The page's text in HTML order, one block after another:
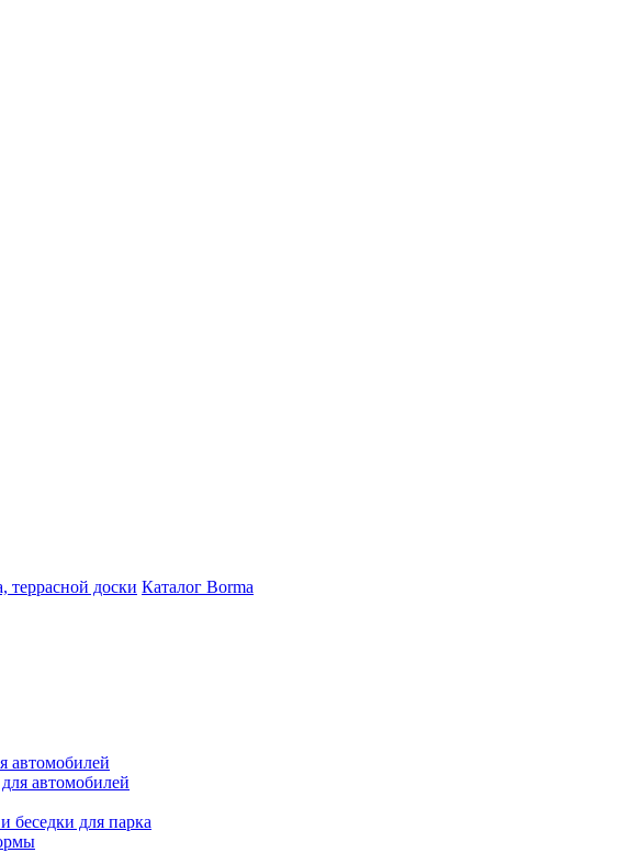
террасной доски Каталог Borma
автомобилей
автомобилей
беседки для парка